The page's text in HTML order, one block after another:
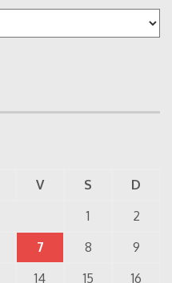
V S
D
1
2
7 8
9
14 15
16